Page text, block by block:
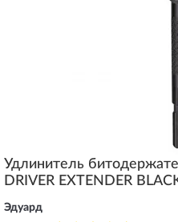
Удлинитель
DRIVER EXTENDER
Эдуард